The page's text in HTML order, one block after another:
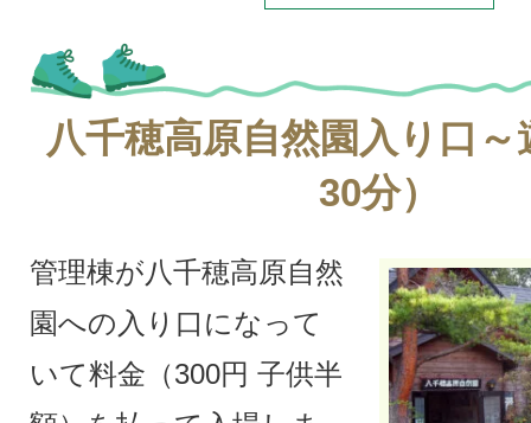
八千穂高原自然園入り口～
30分）
管理棟が八千穂高原自然
園への入り口になって
いて料金（300円 子供半